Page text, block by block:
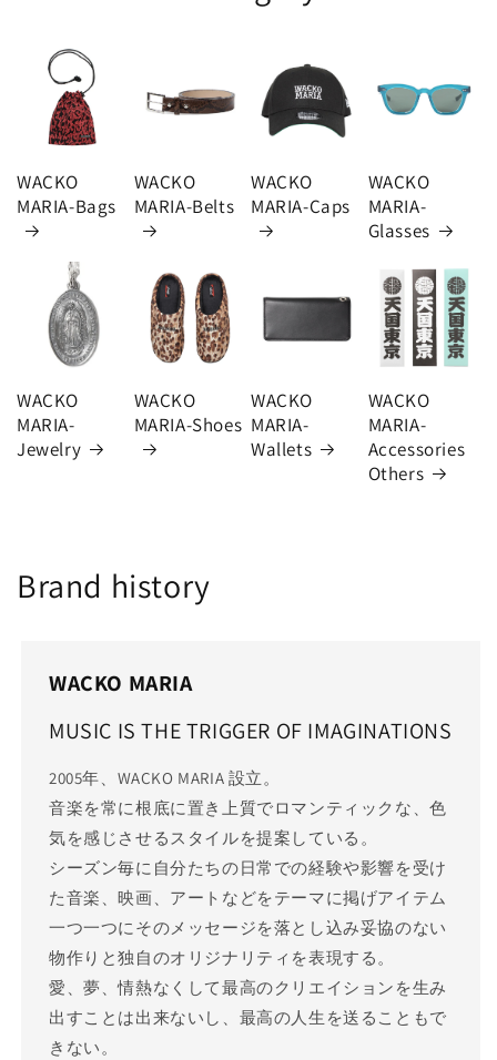
WACKO
MARIA-Bags
WACKO
MARIA-Belts
WACKO
MARIA-Caps
WACKO
MARIA-
Glasses
WACKO
MARIA-
Jewelry
WACKO
MARIA-Shoes
WACKO
MARIA-
Wallets
WACKO
MARIA-
Accessories
Others
Brand history
WACKO MARIA
MUSIC IS THE TRIGGER OF IMAGINATIONS
2005年、WACKO MARIA 設立。
音楽を常に根底に置き上質でロマンティックな、色
気を感じさせるスタイルを提案している。
シーズン毎に自分たちの日常での経験や影響を受け
た音楽、映画、アートなどをテーマに掲げアイテム
一つ一つにそのメッセージを落とし込み妥協のない
物作りと独自のオリジナリティを表現する。
愛、夢、情熱なくして最高のクリエイションを生み
出すことは出来ないし、最高の人生を送ることもで
きない。